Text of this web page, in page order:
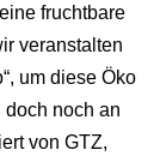
fruchtbare
veranstalten
um diese Öko
noch an
von GTZ,